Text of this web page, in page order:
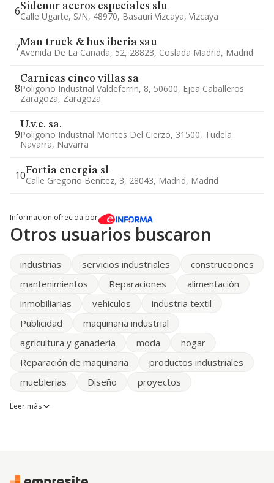
6Sidenor aceros especiales slu
Calle Ugarte, S/n, 48970, Basauri Vizcaya, Vizcaya
7Man truck & bus iberia sau
Avenida De La Cañada, 52, 28823, Coslada Madrid, Madrid
8
Carnicas cinco villas sa
Poligono Industrial Valdeferrin, 8, 50600, Ejea Caballeros
Zaragoza, Zaragoza
9
U.v.e. sa.
Poligono Industrial Montes Del Cierzo, 31500, Tudela
Navarra, Navarra
10Fortia energia sl
Calle Gregorio Benitez, 3, 28043, Madrid, Madrid
Informacion ofrecida por
Otros usuarios buscaron
industrias servicios industriales
construcciones
mantenimientos
Reparaciones
alimentación
inmobiliarias
vehiculos
industria textil
Publicidad
maquinaria industrial
agricultura y ganaderia
moda
hogar
Reparación de maquinaria
productos industriales
mueblerias
Diseño proyectos
Leer más